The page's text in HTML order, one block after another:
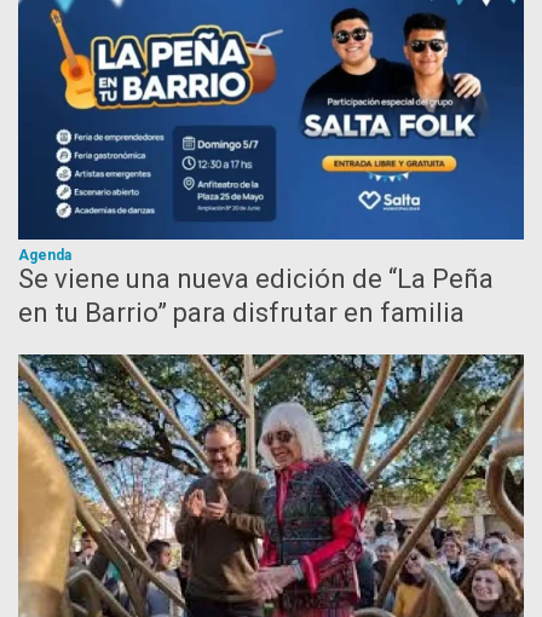
Agenda
Se viene una nueva edición de “La Peña
en tu Barrio” para disfrutar en familia